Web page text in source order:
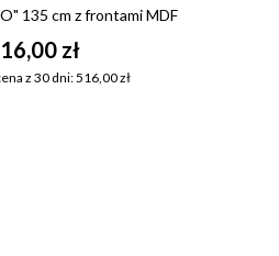
135 cm z frontami MDF
zł
z 30 dni: 516,00 zł